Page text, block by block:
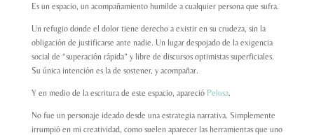
Es un espacio, un acompañamiento humilde a cualquier persona que sufra.
Un refugio donde el dolor tiene derecho a existir en su crudeza, sin la
obligación de justificarse ante nadie. Un lugar despojado de la exigencia
social de “superación rápida” y libre de discursos optimistas superficiales.
Su única intención es la de sostener, y acompañar.
Y en medio de la escritura de este espacio, apareció Pelusa.
No fue un personaje ideado desde una estrategia narrativa. Simplemente
irrumpió en mi creatividad, como suelen aparecer las herramientas que uno